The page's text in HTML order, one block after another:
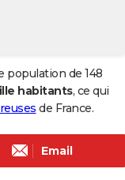
population de 148
habitants, ce qui
de France.
Email